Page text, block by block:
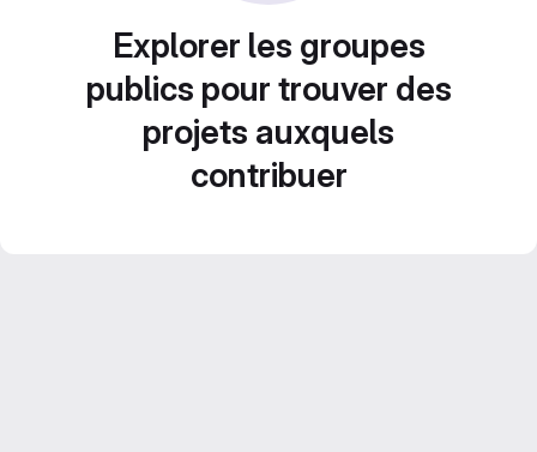
Explorer les groupes
publics pour trouver des
projets auxquels
contribuer